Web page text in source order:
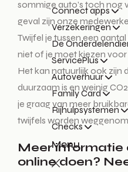
Connect apps
Verzekeringen
De
ServicePlus
Autoverhuur
Family Card
Rijhulpsystemen
Checks
Menu
sommige auto’s toch nog
geval zijn onze
Twijfel je tussen een
niet of je moet kiezen
Het kan natuurlijk ook zijn
duurzaam is en weinig
je graag van meer
twijfels worden
Meer informatie
online doen?